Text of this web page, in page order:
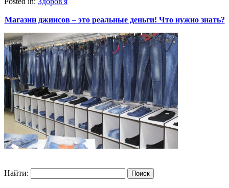
Магазин джинсов – это реальные деньги! Что нужно знать?
Найти: